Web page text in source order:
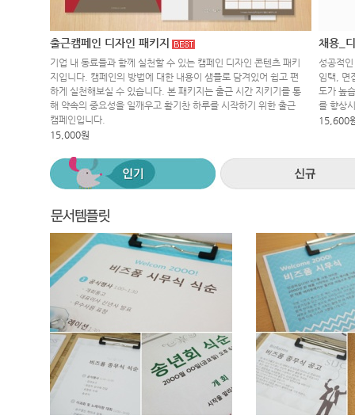
출근캠페인 디자인 패키지
기업 내 동료들과 함께 실천할 수 있는 캠페인 디자인 콘텐츠 패키
지입니다. 캠페인의 방법에 대한 내용이 샘플로 담겨있어 쉽고 편
하게 실천해보실 수 있습니다. 본 패키지는 출근 시간 지키기를 통
해 약속의 중요성을 일깨우고 활기찬 하루를 시작하기 위한 출근
캠페인입니다.
15,000원
채용_
성공적
임택, 면
도가 높
를 향상
15,600